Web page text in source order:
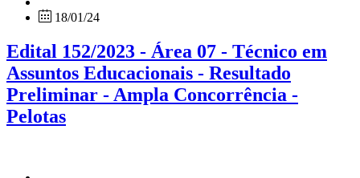
18/01/24
Edital 152/2023 - Área 07 - Técnico em
Assuntos Educacionais - Resultado
Preliminar - Ampla Concorrência -
Pelotas